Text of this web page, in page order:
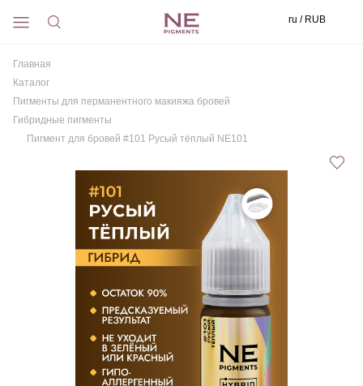
ru / RUB
Главная
Каталог
Пигменты для перманентного макияжа бровей
Гибридные пигменты
Пигмент для бровей #101 Русый тёплый NE101